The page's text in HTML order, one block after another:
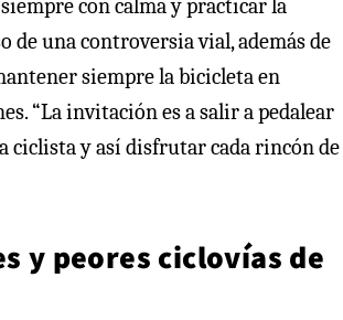
con calma y practicar la
de una controversia vial, además de
siempre la bicicleta en
“La invitación es a salir a pedalear
ciclista y así disfrutar cada rincón de
y peores ciclovías de